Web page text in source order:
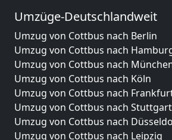
Umzüge-Deutschlandweit
Umzug von Cottbus nach Berlin
Umzug von Cottbus nach
Umzug von Cottbus nach
Umzug von Cottbus nach Köln
Umzug von Cottbus nach
Umzug von Cottbus nach Stuttgart
Umzug von Cottbus nach
Umzug von Cottbus nach Leipzig